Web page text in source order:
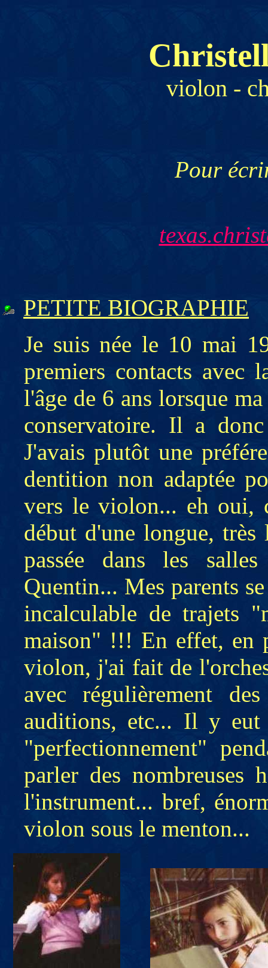
violon -
Pour
PETITE BIOGRAPHIE
Je suis née le 10 mai
premiers contacts avec
l'âge de 6 ans lorsque
conservatoire. Il a
J'avais plutôt une
dentition non adaptée
vers le violon... eh oui,
début d'une longue, très
passée dans les
Quentin... Mes parents
incalculable de trajets
maison" !!! En effet, en
violon, j'ai fait de
avec régulièrement
auditions, etc... Il y eut
"perfectionnement"
parler des nombreuses
l'instrument... bref,
violon sous le menton...